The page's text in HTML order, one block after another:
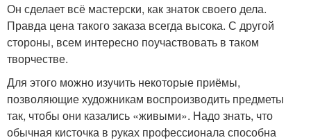
Он сделает всё мастерски, как знаток своего дела.
Правда цена такого заказа всегда высока. С другой
стороны, всем интересно поучаствовать в таком
творчестве.
Для этого можно изучить некоторые приёмы,
позволяющие художникам воспроизводить предметы
так, чтобы они казались «живыми». Надо знать, что
обычная кисточка в руках профессионала способна